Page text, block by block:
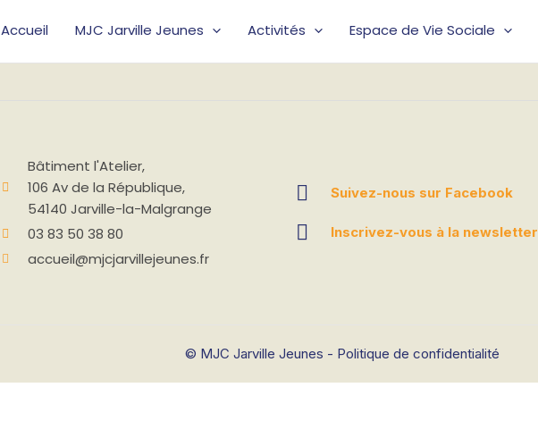
Accueil MJC Jarville Jeunes Activités Espace de Vie Sociale
Bâtiment l'Atelier,
106 Av de la République,
54140 Jarville-la-Malgrange
03 83 50 38 80
accueil@mjcjarvillejeunes.fr
Suivez-nous sur Facebook
Inscrivez-vous à la newsletter
© MJC Jarville Jeunes - Politique de confidentialité